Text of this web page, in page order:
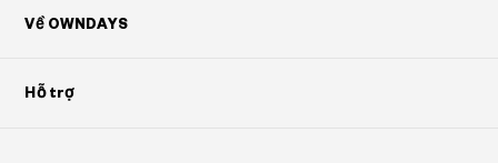
Về OWNDAYS
Hỗ trợ